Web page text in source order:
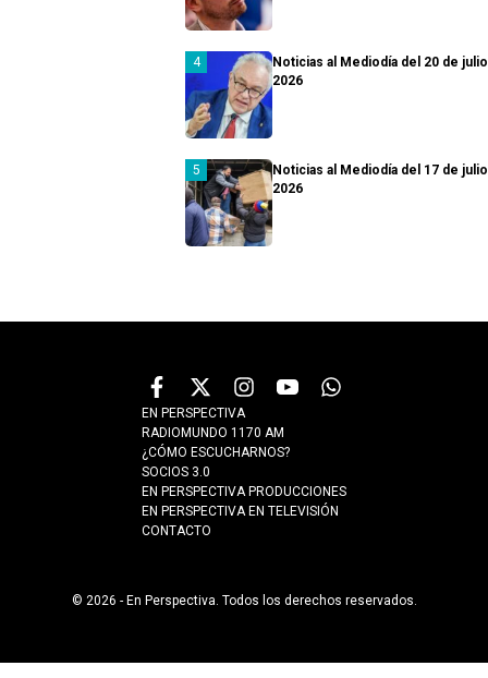
Noticias al Mediodía del 20 de
2026
Noticias al Mediodía del 17 de
2026
EN PERSPECTIVA
RADIOMUNDO 1170 AM
¿CÓMO ESCUCHARNOS?
SOCIOS 3.0
EN PERSPECTIVA PRODUCCIONES
EN PERSPECTIVA EN TELEVISIÓN
CONTACTO
© 2026 - En Perspectiva. Todos los derechos reservados.